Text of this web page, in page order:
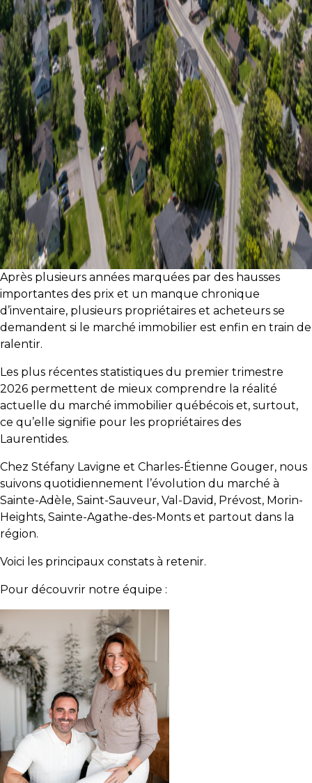
VENDRE
protégé!
Des
outils
pour
le
financement
Devenir
propriétaire
:
UNE
EXCELLENTE
DÉCISION
!
Frais
de
démarrage
:
y
avez-
pensé?
Locataire
Pourquoi
faire
affaire
avec
un
courtier
immobilier
Prenez
temps
d’analyser
besoins
Évaluation
en
Après plusieurs années marquées par des hausses
importantes des prix et un manque chronique
d’inventaire, plusieurs propriétaires et acheteurs se
demandent si le marché immobilier est enfin en train de
ralentir.
Les plus récentes statistiques du premier trimestre
2026 permettent de mieux comprendre la réalité
actuelle du marché immobilier québécois et, surtout,
ce qu’elle signifie pour les propriétaires des
Laurentides.
Chez Stéfany Lavigne et Charles-Étienne Gouger, nous
suivons quotidiennement l’évolution du marché à
Sainte-Adèle, Saint-Sauveur, Val-David, Prévost, Morin-
Heights, Sainte-Agathe-des-Monts et partout dans la
région.
Voici les principaux constats à retenir.
Pour découvrir notre équipe :